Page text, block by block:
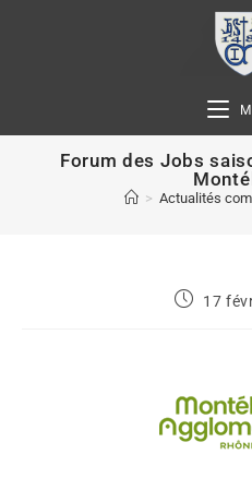
Forum des Jobs
> Actualités
17